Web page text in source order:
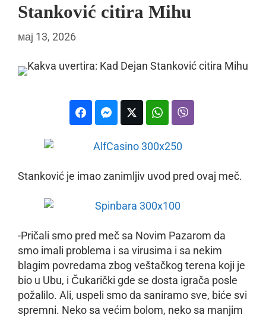
Stanković citira Mihu
мај 13, 2026
Stanković je imao zanimljiv uvod pred ovaj meč.
-Pričali smo pred meč sa Novim Pazarom da
smo imali problema i sa virusima i sa nekim
blagim povredama zbog veštačkog terena koji je
bio u Ubu, i Čukarički gde se dosta igrača posle
požalilo. Ali, uspeli smo da saniramo sve, biće svi
spremni. Neko sa većim bolom, neko sa manjim